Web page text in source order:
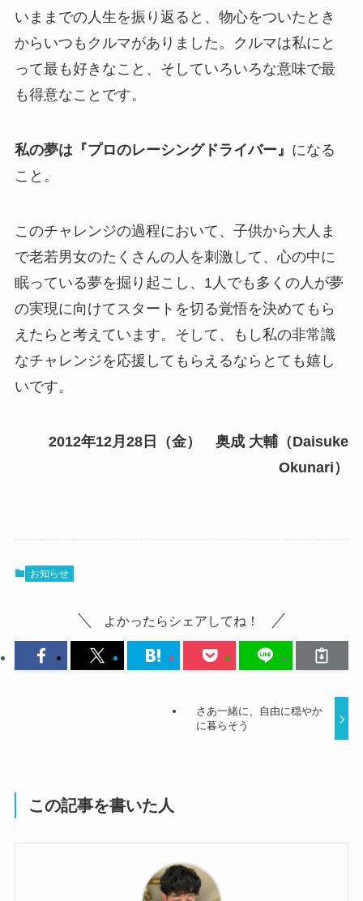
いままでの人生を振り返ると、物心をついたとき
からいつもクルマがありました。クルマは私にと
って最も好きなこと、そしていろいろな意味で最
も得意なことです。
私の夢は『プロのレーシングドライバー』 になる
こと。
このチャレンジの過程において、子供から大人ま
で老若男女のたくさんの人を刺激して、心の中に
眠っている夢を掘り起こし、1人でも多くの人が夢
の実現に向けてスタートを切る覚悟を決めてもら
えたらと考えています。そして、もし私の非常識
なチャレンジを応援してもらえるならとても嬉し
いです。
2012年12月28日（金） 奥成 大輔（Daisuke
Okunari）
お知らせ
よかったらシェアしてね！
さあ一緒に、自由に穏やか
に暮らそう
この記事を書いた人